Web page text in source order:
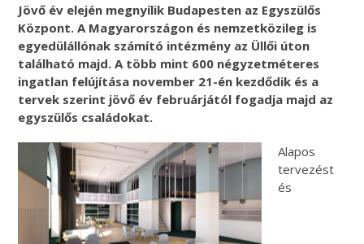
Jövő év elején megnyílik Budapesten az Egyszülős
Központ. A Magyarországon és nemzetközileg is
egyedülállónak számító intézmény az Üllői úton
található majd. A több mint 600 négyzetméteres
ingatlan felújítása november 21-én kezdődik és a
tervek szerint jövő év februárjától fogadja majd az
egyszülős családokat.
Alapos
tervezést
és